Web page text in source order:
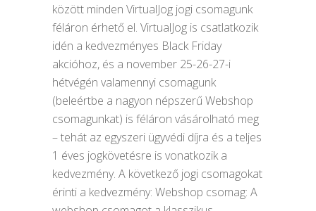
között minden VirtualJog jogi csomagunk
féláron érhető el. VirtualJog is csatlatkozik
idén a kedvezményes Black Friday
akcióhoz, és a november 25-26-27-i
hétvégén valamennyi csomagunk
(beleértbe a nagyon népszerű Webshop
csomagunkat) is féláron vásárolható meg
– tehát az egyszeri ügyvédi díjra és a teljes
1 éves jogkövetésre is vonatkozik a
kedvezmény. A következő jogi csomagokat
érinti a kedvezmény: Webshop csomag: A